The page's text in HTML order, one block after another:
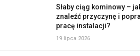
Słaby ciąg kominowy –
znaleźć przyczynę i
pracę instalacji?
19 lipca 2026